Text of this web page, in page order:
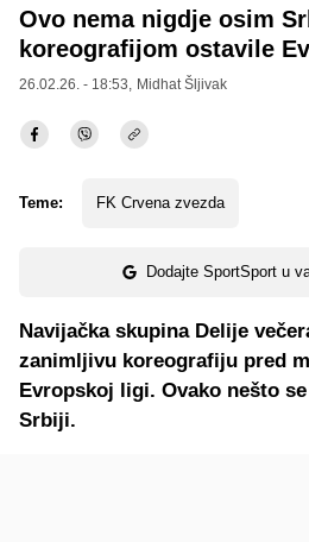
Ovo nema nigdje osim
koreografijom ostavile
26.02.26. - 18:53, Midhat Šljivak
Teme: FK Crvena zvezda
Dodajte SportSport u
Navijačka skupina Delije
zanimljivu koreografiju pred
Evropskoj ligi. Ovako nešto
Srbiji.